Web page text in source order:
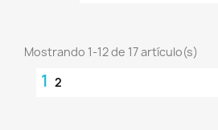
Mostrando 1-12 de 17 artículo(s)
1 2